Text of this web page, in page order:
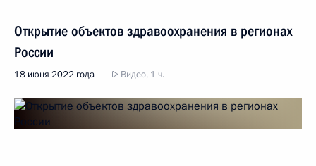
Открытие объектов здравоохранения в регионах
России
18 июня 2022 года Видео, 1 ч.